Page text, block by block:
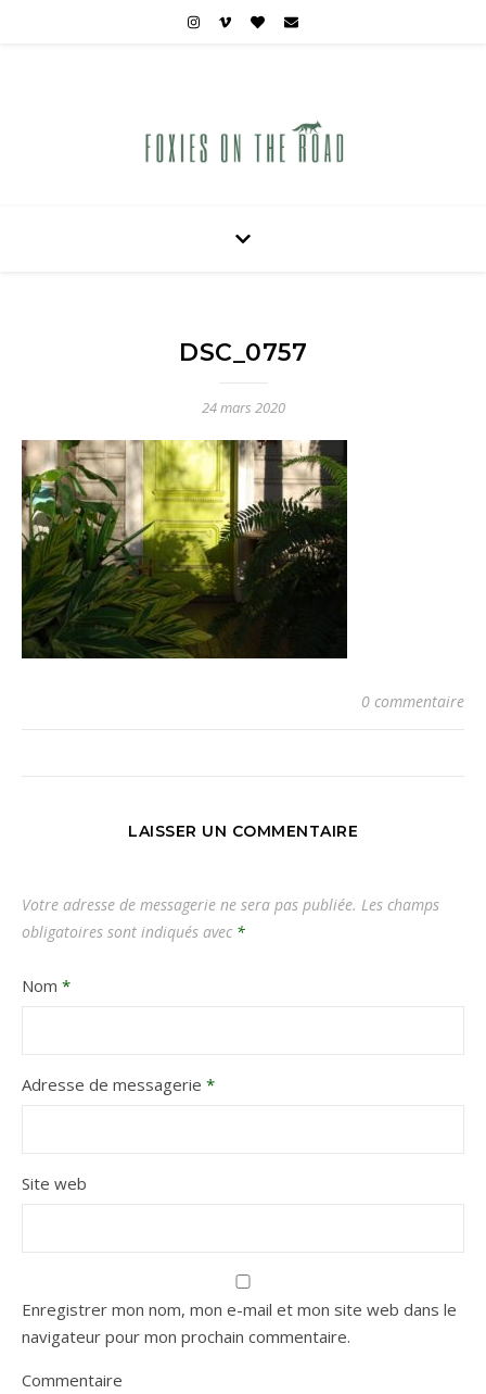
DSC_0757
24 mars 2020
0 commentaire
LAISSER UN COMMENTAIRE
Votre adresse de messagerie ne sera pas publiée. Les champs
obligatoires sont indiqués avec *
Nom *
Adresse de messagerie *
Site web
Enregistrer mon nom, mon e-mail et mon site web dans le
navigateur pour mon prochain commentaire.
Commentaire